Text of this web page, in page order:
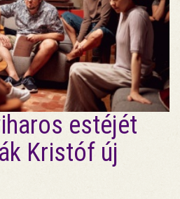
estéjét
Kristóf új